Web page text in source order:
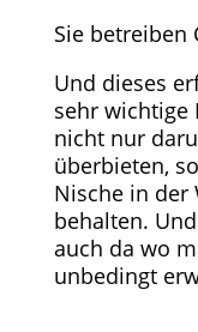
Sie betreiben
Und dieses
sehr wichtige
nicht nur
überbieten,
Nische in der
behalten.
auch da wo
unbedingt